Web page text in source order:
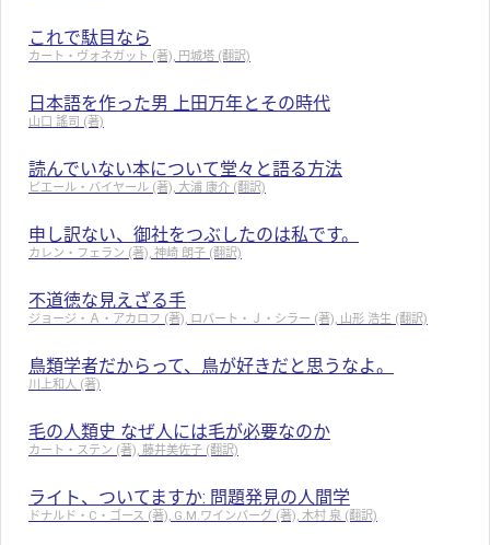
これで駄目なら
カート・ヴォネガット (著), 円城塔 (翻訳)
日本語を作った男 上田万年とその時代
山口 謠司 (著)
読んでいない本について堂々と語る方法
ピエール・バイヤール (著), 大浦 康介 (翻訳)
申し訳ない、御社をつぶしたのは私です。
カレン・フェラン (著), 神崎 朗子 (翻訳)
不道徳な見えざる手
ジョージ・Ａ・アカロフ (著), ロバート・Ｊ・シラー (著), 山形 浩生 (翻訳)
鳥類学者だからって、鳥が好きだと思うなよ。
川上和人 (著)
毛の人類史 なぜ人には毛が必要なのか
カート・ステン (著), 藤井美佐子 (翻訳)
ライト、ついてますか: 問題発見の人間学
ドナルド・C・ゴース (著), G.M.ワインバーグ (著), 木村 泉 (翻訳)